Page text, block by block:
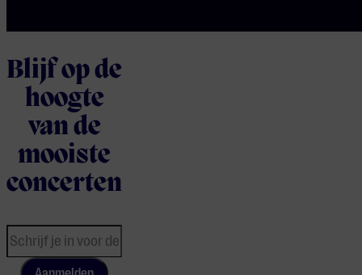
Blijf op de
hoogte
van de
mooiste
concerten